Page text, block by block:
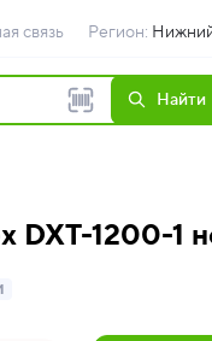
связь Регион:
Найти
DXT-1200-1